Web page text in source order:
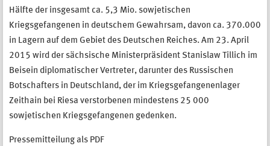
Hälfte der insgesamt ca. 5,3 Mio. sowjetischen
Kriegsgefangenen in deutschem Gewahrsam, davon ca. 370.000
in Lagern auf dem Gebiet des Deutschen Reiches. Am 23. April
2015 wird der sächsische Ministerpräsident Stanislaw Tillich im
Beisein diplomatischer Vertreter, darunter des Russischen
Botschafters in Deutschland, der im Kriegsgefangenenlager
Zeithain bei Riesa verstorbenen mindestens 25 000
sowjetischen Kriegsgefangenen gedenken.
Pressemitteilung als PDF